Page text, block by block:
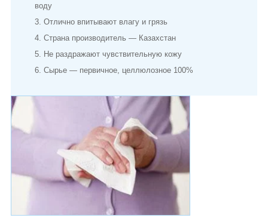
воду
Отлично впитывают влагу и грязь
Страна производитель — Казахстан
Не раздражают чувствительную кожу
Сырье — первичное, целлюлозное 100%